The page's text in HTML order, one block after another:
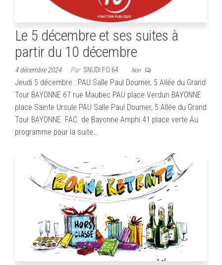
Le 5 décembre et ses suites à
partir du 10 décembre
4 décembre 2024 Par SNUDI FO 64 Non
Jeudi 5 décembre : PAU Salle Paul Doumer, 5 Allée du Grand
Tour BAYONNE 67 rue Maubec PAU place Verdun BAYONNE
place Sainte Ursule PAU Salle Paul Doumer, 5 Allée du Grand
Tour BAYONNE FAC de Bayonne Amphi 41 place verte Au
programme pour la suite…